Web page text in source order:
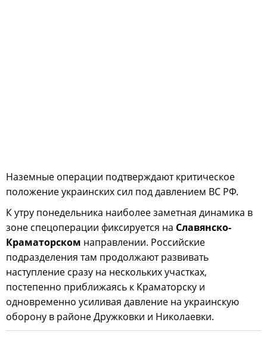
Наземные операции подтверждают критическое
положение украинских сил под давлением ВС РФ.
К утру понедельника наиболее заметная динамика в
зоне спецоперации фиксируется на Славянско-
Краматорском направлении. Российские
подразделения там продолжают развивать
наступление сразу на нескольких участках,
постепенно приближаясь к Краматорску и
одновременно усиливая давление на украинскую
оборону в районе Дружковки и Николаевки.